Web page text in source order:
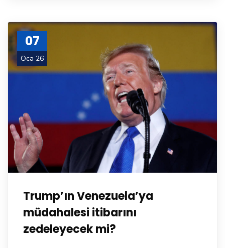
07
Oca 26
Trump’ın Venezuela’ya
müdahalesi itibarını
zedeleyecek mi?